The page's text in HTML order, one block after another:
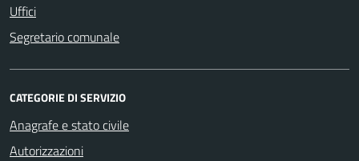
Uffici
Segretario comunale
CATEGORIE DI SERVIZIO
Anagrafe e stato civile
Autorizzazioni